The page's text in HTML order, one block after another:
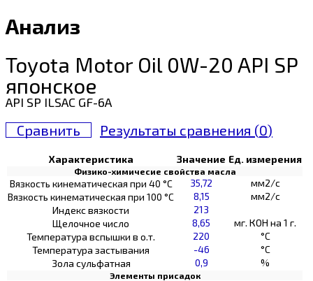
Анализ
Toyota Motor Oil 0W-20 API SP
японское
API SP ILSAC GF-6A
Сравнить Результаты сравнения (0)
Характеристика Значение Ед. измерения
Физико-химичесие свойства масла
Вязкость кинематическая при 40 °С 35,72
мм2/с
Вязкость кинематическая при 100 °С
8,15
мм2/с
Индекс вязкости
213
Щелочное число
8,65
мг. КОН на 1 г.
Температура вспышки в о.т.
220
°C
Температура застывания
-46
°C
Зола сульфатная
0,9 %
Элементы присадок